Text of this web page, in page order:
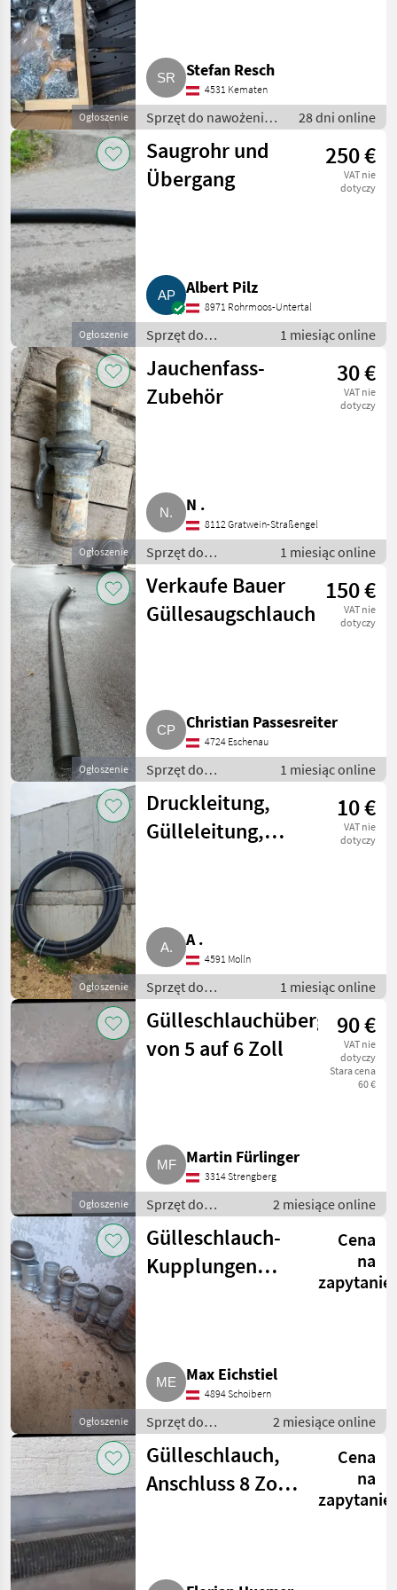
Ogłoszenie
Stefan Resch
4531 Kematen
Sprzęt do nawożenia i
nawadniania / Wąż -
do gnojowicy
28 dni online
Ogłoszenie
Saugrohr und
Übergang
250 €
VAT nie
dotyczy
Albert Pilz
8971 Rohrmoos-Untertal
Sprzęt do
nawożenia i
nawadniania / Wąż
- do gnojowicy
1 miesiąc online
Ogłoszenie
Jauchenfass-
Zubehör
30 €
VAT nie
dotyczy
N .
8112 Gratwein-Straßengel
Sprzęt do
nawożenia i
nawadniania / Wąż
- do gnojowicy
1 miesiąc online
Ogłoszenie
Verkaufe Bauer
Güllesaugschlauch
150 €
VAT nie
dotyczy
Christian Passesreiter
4724 Eschenau
Sprzęt do
nawożenia i
nawadniania / Wąż
- do gnojowicy
1 miesiąc online
Ogłoszenie
Druckleitung,
Gülleleitung,
10 €
VAT nie
dotyczy
A .
4591 Molln
Sprzęt do
nawożenia i
nawadniania / Wąż
- do gnojowicy
1 miesiąc online
Ogłoszenie
von 5 auf 6 Zoll
90 €
VAT nie
dotyczy
Stara cena
60 €
Martin Fürlinger
3314 Strengberg
Sprzęt do
nawożenia i
nawadniania /
Wąż - do
gnojowicy
2 miesiące online
Ogłoszenie
Gülleschlauch-
Kupplungen
Cena
na
zapytanie
Max Eichstiel
4894 Schoibern
Sprzęt do
nawożenia i
nawadniania /
Wąż - do
gnojowicy
2 miesiące online
Gülleschlauch,
Anschluss 8 Zoll
Cena
na
zapytanie